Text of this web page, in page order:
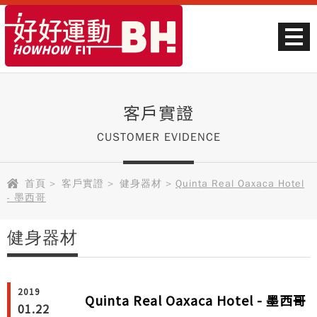
客戶實證
CUSTOMER EVIDENCE
首頁 > 客戶實證 > 健身器材 > Quinta Real Oaxaca Hotel
- 墨西哥
健身器材
2019
01.22 Quinta Real Oaxaca Hotel - 墨西哥